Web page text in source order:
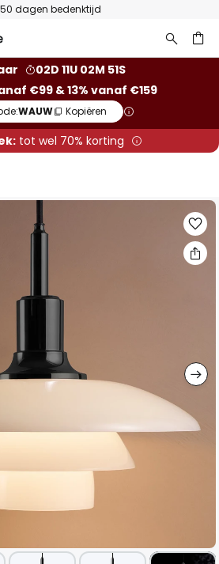
50 dagen bedenktijd
02D 11U 02M 50S
€99 & 13% vanaf €159
WAUW Kopiëren
tot wel 70% korting